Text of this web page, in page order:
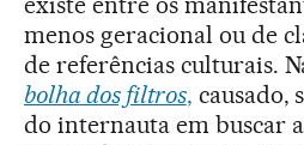
menos geracional ou de
de referências culturais.
bolha dos filtros, causado,
do internauta em buscar